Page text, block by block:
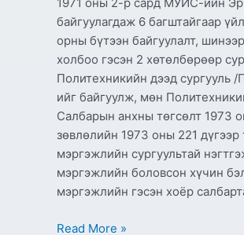
байгуулагдаж 6 багштайгаар
орны бүтээн байгуулалт,
холбоо гэсэн 2 хөтөлбөрөөр
Политехникийн дээд сургууль
ийг байгуулж, мөн
Салбарын анхны төгсөлт 1973
зөвлөлийн 1973 оны 221
мэргэжлийн сургуультай
мэргэжлийн боловсон хүчин
мэргэжлийн гэсэн хоёр
Read More »